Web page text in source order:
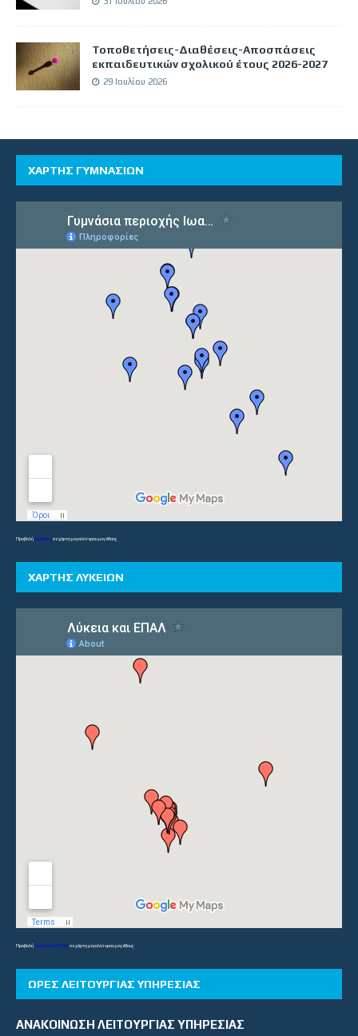
Τοποθετήσεις-Διαθέσεις-Αποσπάσεις
εκπαιδευτικών σχολικού έτους 2026-2027
29 Ιουλίου 2026
ΧΑΡΤΗΣ ΓΥΜΝΑΣΙΩΝ
ΠροβολήΓυμνάσιασε χάρτη μεγαλύτερου μεγέθους
ΧΑΡΤΗΣ ΛΥΚΕΙΩΝ
ΠροβολήΛύκεια και ΕΠΑΛσε χάρτη μεγαλύτερου μεγέθους
ΏΡΕΣ ΛΕΙΤΟΥΡΓΊΑΣ ΥΠΗΡΕΣΊΑΣ
ΑΝΑΚΟΙΝΩΣΗ ΛΕΙΤΟΥΡΓΙΑΣ ΥΠΗΡΕΣΙΑΣ